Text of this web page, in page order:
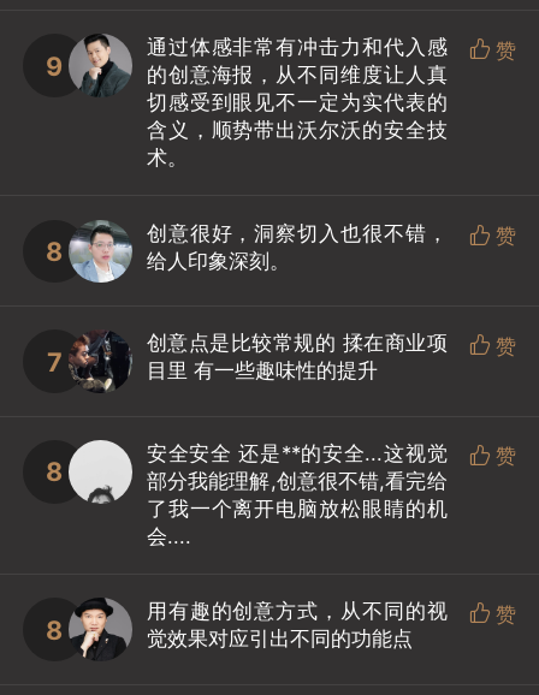
9
通过体感非常有冲击力和代入感
的创意海报，从不同维度让人真
切感受到眼见不一定为实代表的
含义，顺势带出沃尔沃的安全技
术。
 赞
8
创意很好，洞察切入也很不错，
给人印象深刻。
 赞
7
创意点是比较常规的 揉在商业项
目里 有一些趣味性的提升
 赞
8
安全安全 还是**的安全...这视觉
部分我能理解,创意很不错,看完给
了我一个离开电脑放松眼睛的机
会....
 赞
8
用有趣的创意方式，从不同的视
觉效果对应引出不同的功能点
 赞